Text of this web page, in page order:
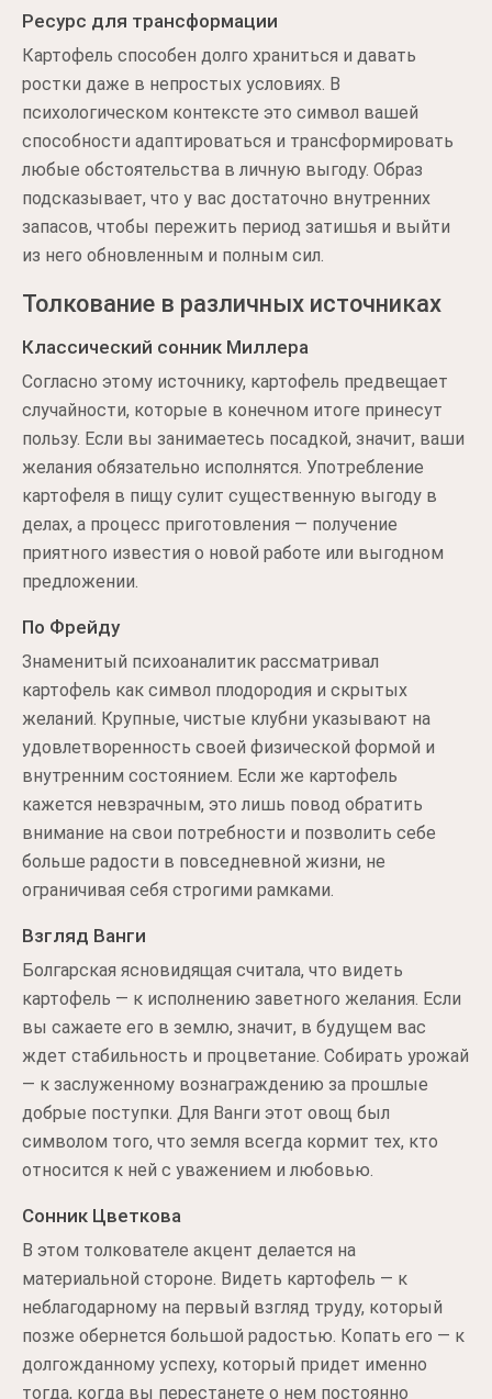
Ресурс для трансформации
Картофель способен долго храниться и давать
ростки даже в непростых условиях. В
психологическом контексте это символ вашей
способности адаптироваться и трансформировать
любые обстоятельства в личную выгоду. Образ
подсказывает, что у вас достаточно внутренних
запасов, чтобы пережить период затишья и выйти
из него обновленным и полным сил.
Толкование в различных источниках
Классический сонник Миллера
Согласно этому источнику, картофель предвещает
случайности, которые в конечном итоге принесут
пользу. Если вы занимаетесь посадкой, значит, ваши
желания обязательно исполнятся. Употребление
картофеля в пищу сулит существенную выгоду в
делах, а процесс приготовления — получение
приятного известия о новой работе или выгодном
предложении.
По Фрейду
Знаменитый психоаналитик рассматривал
картофель как символ плодородия и скрытых
желаний. Крупные, чистые клубни указывают на
удовлетворенность своей физической формой и
внутренним состоянием. Если же картофель
кажется невзрачным, это лишь повод обратить
внимание на свои потребности и позволить себе
больше радости в повседневной жизни, не
ограничивая себя строгими рамками.
Взгляд Ванги
Болгарская ясновидящая считала, что видеть
картофель — к исполнению заветного желания. Если
вы сажаете его в землю, значит, в будущем вас
ждет стабильность и процветание. Собирать урожай
— к заслуженному вознаграждению за прошлые
добрые поступки. Для Ванги этот овощ был
символом того, что земля всегда кормит тех, кто
относится к ней с уважением и любовью.
Сонник Цветкова
В этом толкователе акцент делается на
материальной стороне. Видеть картофель — к
неблагодарному на первый взгляд труду, который
позже обернется большой радостью. Копать его — к
долгожданному успеху, который придет именно
тогда, когда вы перестанете о нем постоянно